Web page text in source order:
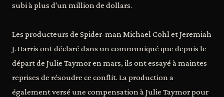
subi à plus d'un million de dollars.
Les producteurs de Spider-man Michael Cohl et Jeremiah
J. Harris ont déclaré dans un communiqué que depuis le
départ de Julie Taymor en mars, ils ont essayé à maintes
reprises de résoudre ce conflit. La production a
également versé une compensation à Julie Taymor pour